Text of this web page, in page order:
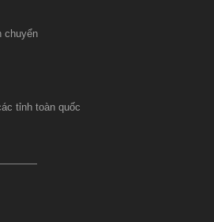
chuyển
tỉnh toàn quốc